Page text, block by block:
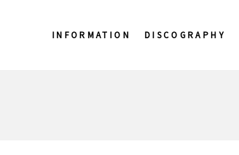
INFORMATION DISCOGRAPHY